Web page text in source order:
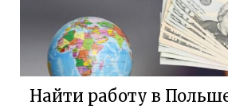
Найти работу в